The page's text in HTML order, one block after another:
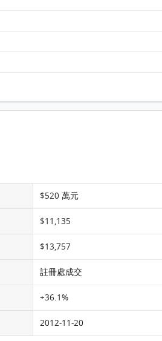
$520 萬元
$11,135
$13,757
註冊處成交
+36.1%
2012-11-20